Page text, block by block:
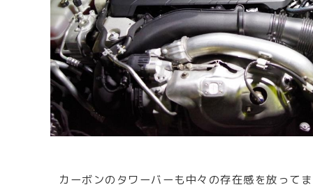
カーボンのタワーバーも中々の存在感を放って